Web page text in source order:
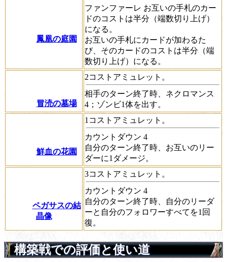
鳳凰の庭園
ファンファーレ お互いの手札のカー
ドのコストは半分（端数切り上げ）
になる。
お互いの手札にカードが加わるた
び、そのカードのコストは半分（端
数切り上げ）になる。
冒涜の墓場
2コストアミュレット。
相手のターン終了時、 ネクロマンス
4； ゾンビ1体を出す。
鮮血の花園
1コストアミュレット。
カウントダウン 4
自分のターン終了時、お互いのリー
ダーに1ダメージ。
ペガサスの結
晶像
3コストアミュレット。
カウントダウン 4
自分のターン終了時、自分のリーダ
ーと自分のフォロワーすべてを1回
復。
構築戦での評価と使い道